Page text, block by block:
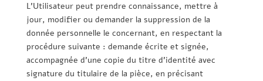
L’Utilisateur peut prendre connaissance, mettre à
jour, modifier ou demander la suppression de la
donnée personnelle le concernant, en respectant la
procédure suivante : demande écrite et signée,
accompagnée d’une copie du titre d’identité avec
signature du titulaire de la pièce, en précisant